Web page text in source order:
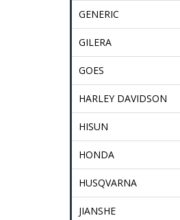
GENERIC
GILERA
GOES
HARLEY DAVIDSON
HISUN
HONDA
HUSQVARNA
JIANSHE